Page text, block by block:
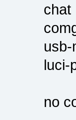
chat
usb-
luci-
no